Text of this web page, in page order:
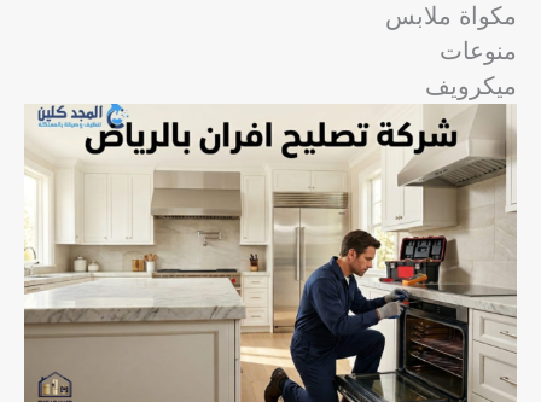
مكواة ملابس
منوعات
ميكرويف